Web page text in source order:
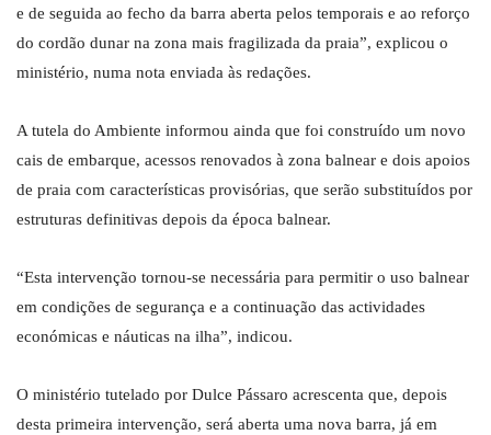
e de seguida ao fecho da barra aberta pelos temporais e ao reforço
do cordão dunar na zona mais fragilizada da praia”, explicou o
ministério, numa nota enviada às redações.
A tutela do Ambiente informou ainda que foi construído um novo
cais de embarque, acessos renovados à zona balnear e dois apoios
de praia com características provisórias, que serão substituídos por
estruturas definitivas depois da época balnear.
“Esta intervenção tornou-se necessária para permitir o uso balnear
em condições de segurança e a continuação das actividades
económicas e náuticas na ilha”, indicou.
O ministério tutelado por Dulce Pássaro acrescenta que, depois
desta primeira intervenção, será aberta uma nova barra, já em